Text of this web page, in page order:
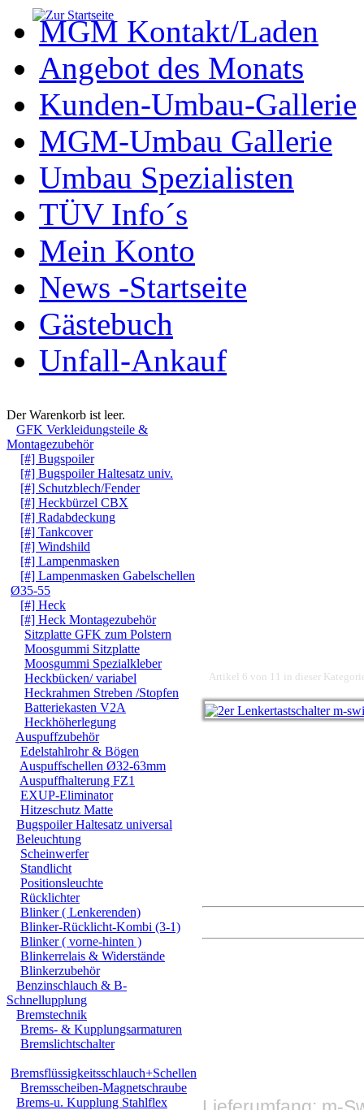
MGM Kontakt/Laden
Angebot des Monats
Kunden-Umbau-Gallerie
MGM-Umbau Gallerie
Umbau Spezialisten
TÜV Info´s
Mein Konto
News -Startseite
Gästebuch
Unfall-Ankauf
Der Warenkorb ist leer.
GFK Verkleidungsteile &
Montagezubehör
[#] Bugspoiler
[#] Bugspoiler Haltesatz univ.
[#] Schutzblech/Fender
[#] Heckbürzel CBX
[#] Radabdeckung
[#] Tankcover
[#] Windshild
[#] Lampenmasken
[#] Lampenmasken Gabelschellen
Ø35-55
[#] Heck
[#] Heck Montagezubehör
Sitzplatte GFK zum Polstern
Moosgummi Sitzplatte
Moosgummi Spezialkleber
Heckbücken/ variabel
Heckrahmen Streben /Stopfen
Batteriekasten V2A
Heckhöherlegung
Auspuffzubehör
Edelstahlrohr & Bögen
Auspuffschellen Ø32-63mm
Auspuffhalterung FZ1
EXUP-Eliminator
Hitzeschutz Matte
Bugspoiler Haltesatz universal
Beleuchtung
Scheinwerfer
Standlicht
Positionsleuchte
Rücklichter
Blinker ( Lenkerenden)
Blinker-Rücklicht-Kombi (3-1)
Blinker ( vorne-hinten )
Blinkerrelais & Widerstände
Blinkerzubehör
Benzinschlauch & B-
Schnellupplung
Bremstechnik
Brems- & Kupplungsarmaturen
Bremslichtschalter
Bremsflüssigkeitsschlauch+Schellen
Bremsscheiben-Magnetschraube
Brems-u. Kupplung Stahlflex
Artikel 6 von 11 in dieser